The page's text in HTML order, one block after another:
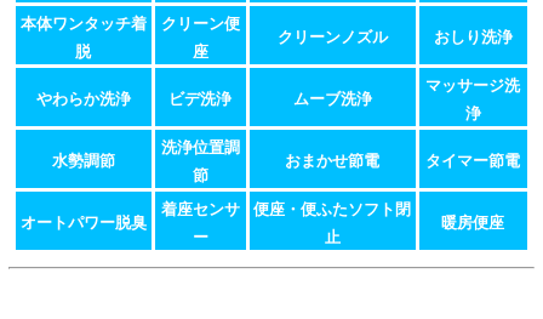
本体ワンタッチ着
脱
クリーン便
座
クリーンノズル おしり洗浄
やわらか洗浄 ビデ洗浄 ムーブ洗浄
マッサージ洗
浄
水勢調節
洗浄位置調
節
おまかせ節電 タイマー節電
オートパワー脱臭
着座センサ
ー
便座・便ふたソフト閉
止
暖房便座